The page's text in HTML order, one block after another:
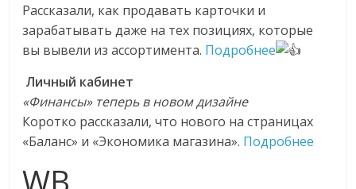
Рассказали, как продавать карточки и
зарабатывать даже на тех позициях, которые
вы вывели из ассортимента. Подробнее
Личный кабинет
«Финансы» теперь в новом дизайне
Коротко рассказали, что нового на страницах
«Баланс» и «Экономика магазина». Подробнее